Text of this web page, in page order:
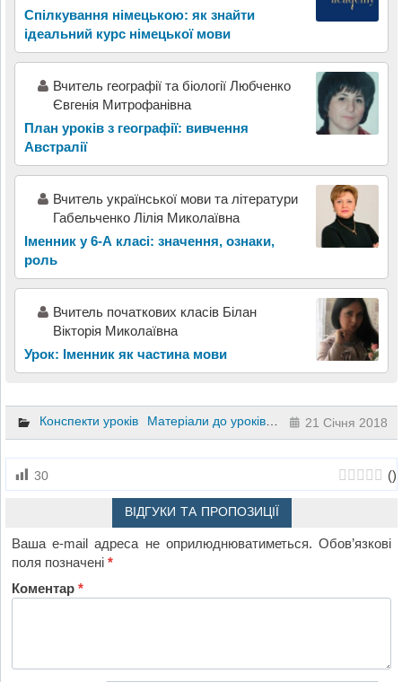
Спілкування німецькою: як знайти
ідеальний курс німецької мови
Вчитель географії та біології Любченко
Євгенія Митрофанівна
План уроків з географії: вивчення
Австралії
Вчитель української мови та літератури
Габельченко Лілія Миколаївна
Іменник у 6-А класі: значення, ознаки,
роль
Вчитель початкових класів Білан
Вікторія Миколаївна
Урок: Іменник як частина мови
Конспекти уроків Матеріали до уроків Українська мова 6
21 Січня 2018
30 ()
ВІДГУКИ ТА ПРОПОЗИЦІЇ
Ваша e-mail адреса не оприлюднюватиметься. Обов’язкові
поля позначені*
Коментар*